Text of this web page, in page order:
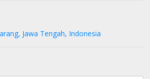
Jawa Tengah, Indonesia